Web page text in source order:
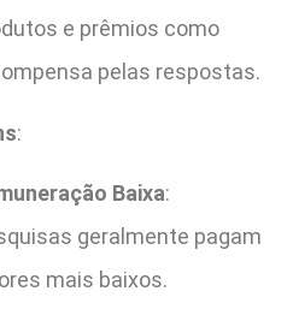
e prêmios como
pelas respostas.
:
Baixa:
geralmente pagam
mais baixos.